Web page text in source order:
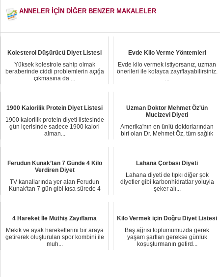
ANNELER İÇİN DİĞER BENZER MAKALELER
Kolesterol Düşürücü Diyet Listesi
Yüksek kolestrole sahip olmak
beraberinde ciddi problemlerin açığa
çıkmasına da ...
Evde Kilo Verme Yöntemleri
Evde kilo vermek istiyorsanız, uzman
önerileri ile kolayca zayıflayabilirsiniz.
...
1900 Kalorilik Protein Diyet Listesi
1900 kalorilik protein diyeti listesinde
gün içerisinde sadece 1900 kalori
alman...
Uzman Doktor Mehmet Öz'ün
Mucizevi Diyeti
Amerika'nın en ünlü doktorlarından
biri olan Dr. Mehmet Öz, tüm sağlık
Ferudun Kunak’tan 7 Günde 4 Kilo
Verdiren Diyet
TV kanallarında yer alan Ferudun
Kunak'tan 7 gün gibi kısa sürede 4
Lahana Çorbası Diyeti
Lahana diyeti de tıpkı diğer şok
diyetler gibi karbonhidratlar yoluyla
şeker alı...
4 Hareket İle Müthiş Zayıflama
Mekik ve ayak hareketlerini bir araya
getirerek oluşturulan spor kombini ile
muh...
Kilo Vermek için Doğru Diyet Listesi
Baş ağrısı toplumumuzda gerek
yaşam şartları gerekse günlük
koşuşturmanın getird...